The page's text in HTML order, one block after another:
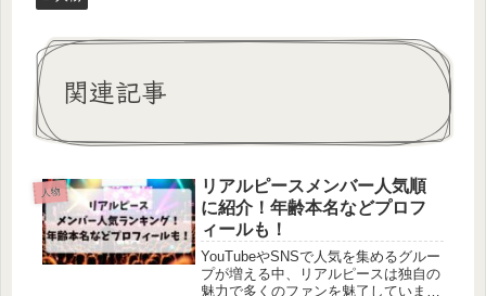
関連記事
人物
リアルピースメンバー人気順
に紹介！年齢本名などプロフ
ィールも！
YouTubeやSNSで人気を集めるグルー
プが増える中、リアルピースは独自の
魅力で多くのファンを魅了していま